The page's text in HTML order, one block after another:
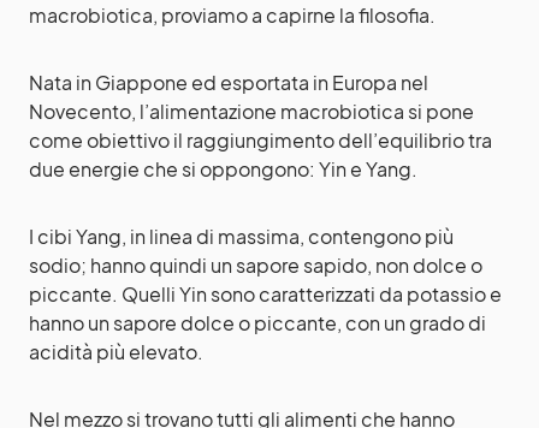
macrobiotica, proviamo a capirne la filosofia.
Nata in Giappone ed esportata in Europa nel
Novecento, l’alimentazione macrobiotica si pone
come obiettivo il raggiungimento dell’equilibrio tra
due energie che si oppongono: Yin e Yang.
I cibi Yang, in linea di massima, contengono più
sodio; hanno quindi un sapore sapido, non dolce o
piccante. Quelli Yin sono caratterizzati da potassio e
hanno un sapore dolce o piccante, con un grado di
acidità più elevato.
Nel mezzo si trovano tutti gli alimenti che hanno